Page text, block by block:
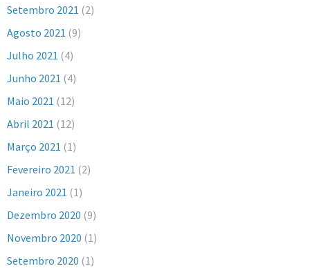
Setembro 2021 (2)
Agosto 2021 (9)
Julho 2021 (4)
Junho 2021 (4)
Maio 2021 (12)
Abril 2021 (12)
Março 2021 (1)
Fevereiro 2021 (2)
Janeiro 2021 (1)
Dezembro 2020 (9)
Novembro 2020 (1)
Setembro 2020 (1)